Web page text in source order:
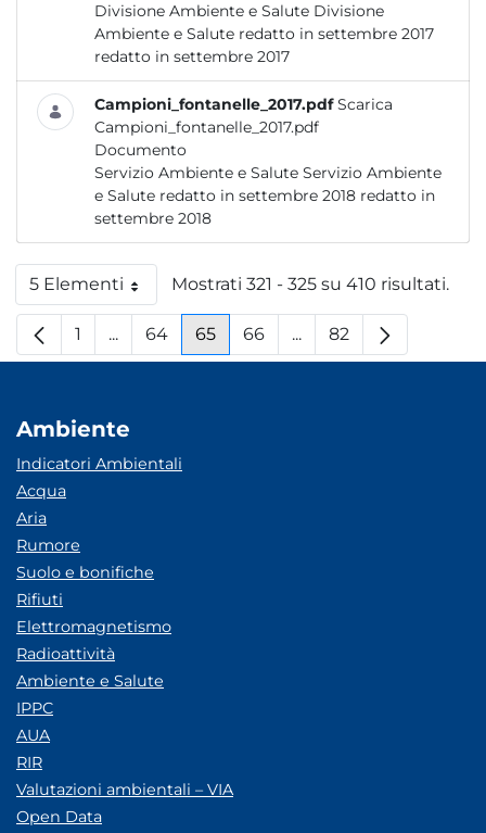
Divisione Ambiente e Salute Divisione
Ambiente e Salute redatto in settembre 2017
redatto in settembre 2017
Campioni_fontanelle_2017.pdf Scarica
Campioni_fontanelle_2017.pdf
Documento
Servizio Ambiente e Salute Servizio Ambiente
e Salute redatto in settembre 2018 redatto in
settembre 2018
5 ElementiPer paginaMostrati 321 - 325 su 410 risultati.
Pagina
1 ...Pagine intermedie
Pagina
64 Pagina
65 Pagina
66 ...Pagine intermedie
Pagina
82
Ambiente
Indicatori Ambientali
Acqua
Aria
Rumore
Suolo e bonifiche
Rifiuti
Elettromagnetismo
Radioattività
Ambiente e Salute
IPPC
AUA
RIR
Valutazioni ambientali – VIA
Open Data